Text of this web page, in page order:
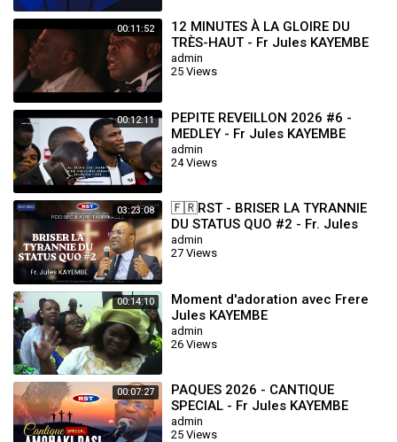
00:11:52
12 MINUTES À LA GLOIRE DU
TRÈS-HAUT - Fr Jules KAYEMBE
admin
25 Views
00:12:11
PEPITE REVEILLON 2026 #6 -
MEDLEY - Fr Jules KAYEMBE
admin
24 Views
03:23:08
🇫🇷RST - BRISER LA TYRANNIE
DU STATUS QUO #2 - Fr. Jules
KAYEMBE - DIM.26.07.2026
admin
27 Views
00:14:10
Moment d'adoration avec Frere
Jules KAYEMBE
admin
26 Views
00:07:27
PAQUES 2026 - CANTIQUE
SPECIAL - Fr Jules KAYEMBE
admin
25 Views